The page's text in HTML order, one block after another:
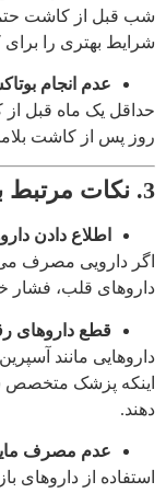
شب قبل از کاشت
شرایط بهتری را
عدم انجام
روز پس از کاشت
3. نکات مرتبط با داروها
اطلاع دادن
اگر دارویی مصرف
داروهای قلب، فشار
قطع داروهای
داروهایی مانند
اینکه پزشک متخصص
دهند.
عدم مصرف
استفاده از داروهای